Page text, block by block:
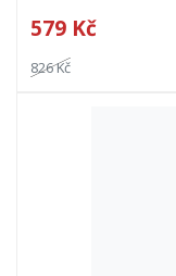
579 Kč
826 Kč